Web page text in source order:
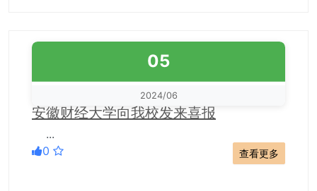
05
2024/06
安徽财经大学向我校发来喜报
...
0
查看更多